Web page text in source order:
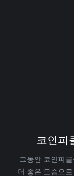
코인피
그동안 코인피
더 좋은 모습으